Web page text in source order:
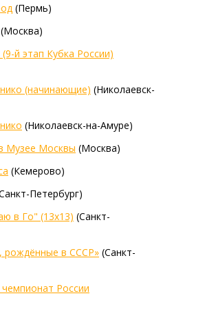
(Пермь)
(Москва)
й этап Кубка России)
(начинающие) (Николаевск-
(Николаевск-на-Амуре)
Музее Москвы (Москва)
(Кемерово)
Петербург)
в Го" (13х13) (Санкт-
рождённые в СССР» (Санкт-
России